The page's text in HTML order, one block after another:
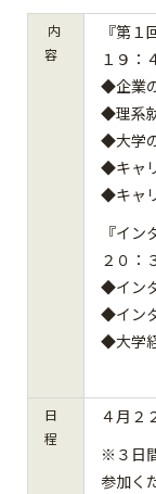
内
容
『第
１９：
◆企業
◆理系
◆大学
◆キャ
◆キャ
『イ
２０：
◆イン
◆イン
◆大学
日
程
４月２
※３日
参加く